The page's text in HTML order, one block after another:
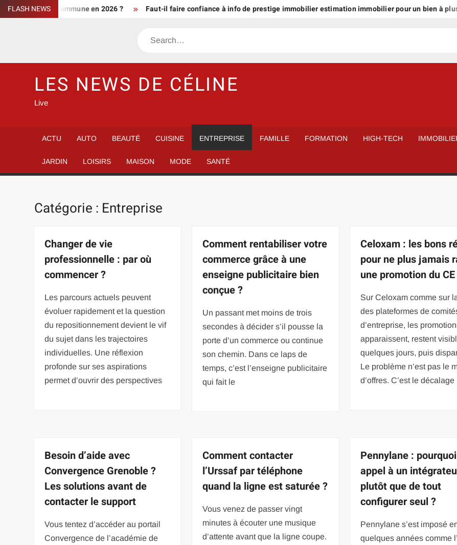
Skip
to
FLASH NEWS
d’une commune en 2026 ? Faut-il faire confiance à info de prestige immobilier estimation immobilier pour un bien à plus d’1
Search
LES NEWS DE CÉLINE
Live
ACTU AUTO BEAUTÉ CUISINE ENTREPRISE FAMILLE FORMATION HIGH-TECH
JARDIN LOISIRS MAISON MODE SANTÉ
Catégorie : Entreprise
Changer de vie
professionnelle : par où
commencer ?
Les parcours actuels peuvent
évoluer rapidement et la question
du repositionnement devient le vif
du sujet dans les trajectoires
individuelles. Une réflexion
profonde sur ses aspirations
permet d’ouvrir des perspectives
Comment rentabiliser votre
commerce grâce à une
enseigne publicitaire bien
conçue ?
Un passant met moins de trois
secondes à décider s’il pousse la
porte d’un commerce ou continue
son chemin. Dans ce laps de
temps, c’est l’enseigne publicitaire
qui fait le
Celoxam : les bons
pour ne plus jamais
une promotion du CE
Sur Celoxam comme sur
des plateformes de
d’entreprise, les
apparaissent, restent
quelques jours, puis
Le problème n’est pas le
d’offres. C’est le décalage
Besoin d’aide avec
Convergence Grenoble ?
Les solutions avant de
contacter le support
Vous tentez d’accéder au portail
Convergence de l’académie de
Comment contacter
l’Urssaf par téléphone
quand la ligne est saturée ?
Vous venez de passer vingt
minutes à écouter une musique
d’attente avant que la ligne coupe.
Pennylane :
appel à un
plutôt que de tout
configurer seul ?
Pennylane s’est imposé
quelques années comme